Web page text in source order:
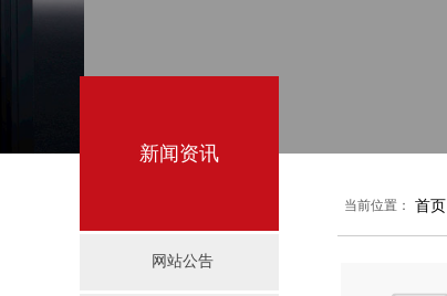
新闻资讯
当前位置： 首页
网站公告